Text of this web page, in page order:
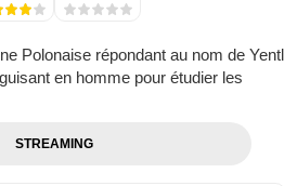
Polonaise répondant au nom de Yentl
en homme pour étudier les
STREAMING